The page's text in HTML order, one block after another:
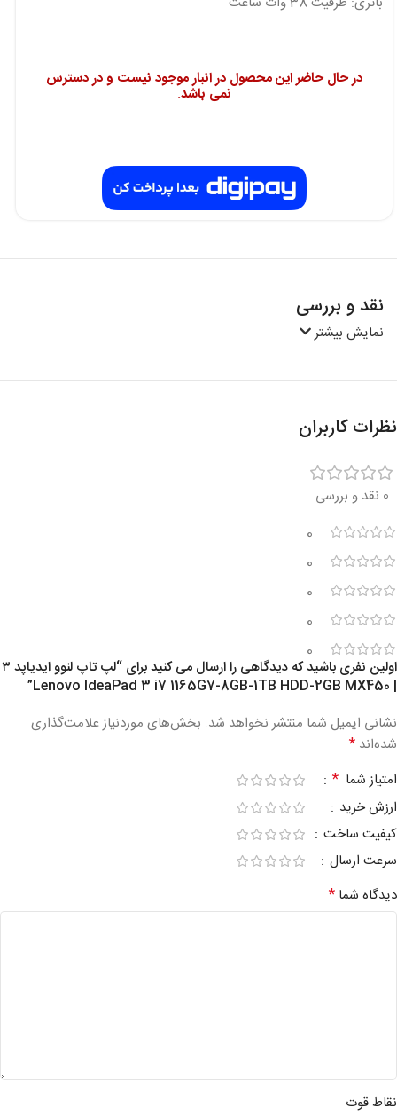
در حال حاضر این محصول در انبار موجود نیست و در دسترس
نمی باشد.
نقد و بررسی
نمایش بیشتر
نظرات کاربران
0 نقد و بررسی
0
0
0
0
0
اولین نفری باشید که دیدگاهی را ارسال می کنید برای “لپ تاپ لنوو ایدیاپد ۳
| Lenovo IdeaPad 3 i7 1165G7-8GB-1TB HDD-2GB MX450”
نشانی ایمیل شما منتشر نخواهد شد. بخش‌های موردنیاز علامت‌گذاری
شده‌اند *
امتیاز شما *
ارزش خرید
کیفیت ساخت
سرعت ارسال
دیدگاه شما *
نقاط قوت